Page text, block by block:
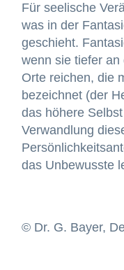
Für seelische
was in der
geschieht.
wenn sie tiefer
Orte reichen, die
bezeichnet (der
das höhere
Verwandlung
das Unbewusste
© Dr. G. Bayer,